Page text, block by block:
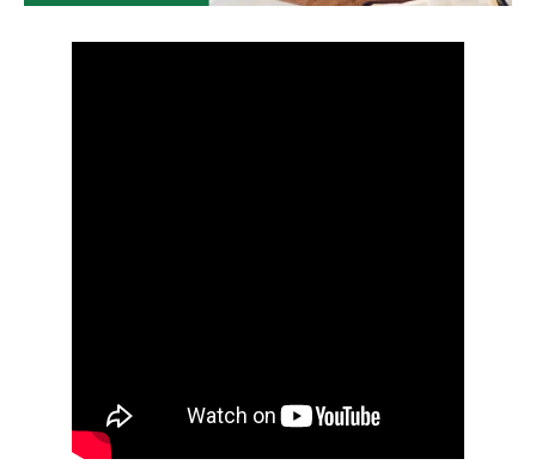
Мини-Проповеди
Музыка-Видео